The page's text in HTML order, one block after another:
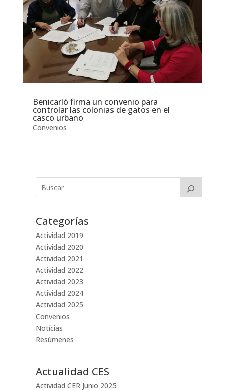
Benicarló firma un convenio para
controlar las colonias de gatos en el
casco urbano
Convenios
Categorías
Actividad 2019
Actividad 2020
Actividad 2021
Actividad 2022
Actividad 2023
Actividad 2024
Actividad 2025
Convenios
Notícias
Resúmenes
Actualidad CES
Actividad CER Junio 2025